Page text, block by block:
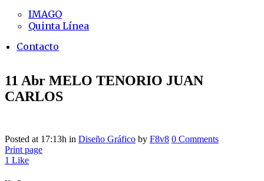
IMAGO
Quinta Línea
Contacto
11 Abr MELO TENORIO JUAN
CARLOS
Posted at 17:13h in Diseño Gráfico by F8v8 0 Comments
Print page
1 Like